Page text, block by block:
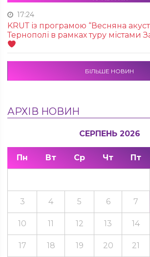
17:24
KRUТ із програмою “Весняна
Тернополі в рамках туру містами
БІЛЬШЕ НОВИН
АРХІВ НОВИН
СЕРПЕНЬ 2026
Пн Вт Ср Чт Пт
3 4 5 6 7
10 11 12 13 14
17 18 19 20 21